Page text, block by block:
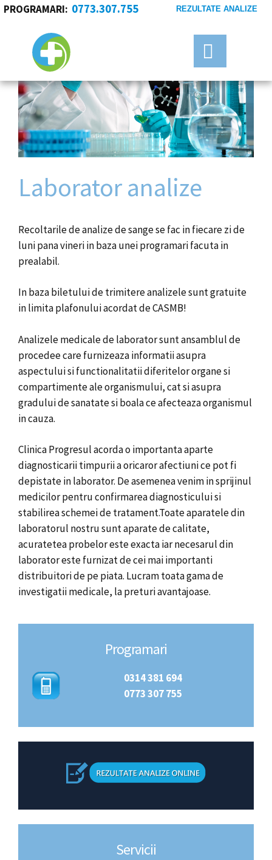
PROGRAMARI: 0773.307.755 REZULTATE ANALIZE
Laborator analize
Recoltarile de analize de sange se fac in fiecare zi de
luni pana vineri in baza unei programari facuta in
prealabil.
In baza biletului de trimitere analizele sunt gratuite
in limita plafonului acordat de CASMB!
Analizele medicale de laborator sunt ansamblul de
procedee care furnizeaza informatii asupra
aspectului si functionalitatii diferitelor organe si
compartimente ale organismului, cat si asupra
gradului de sanatate si boala ce afecteaza organismul
in cauza.
Clinica Progresul acorda o importanta aparte
diagnosticarii timpurii a oricaror afectiuni ce pot fi
depistate in laborator. De asemenea venim in sprijinul
medicilor pentru confirmarea diagnosticului si
stabilirea schemei de tratament.Toate aparatele din
laboratorul nostru sunt aparate de calitate,
acuratetea probelor este exacta iar necesarul din
laborator este furnizat de cei mai importanti
distribuitori de pe piata. Lucram toata gama de
investigatii medicale, la preturi avantajoase.
Programari
0314 381 694
0773 307 755
Servicii